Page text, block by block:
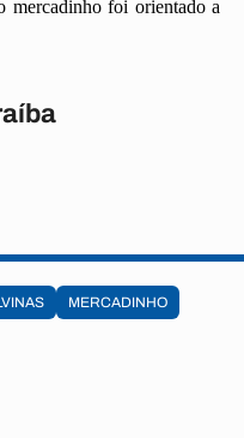
mercadinho foi orientado a
MERCADINHO